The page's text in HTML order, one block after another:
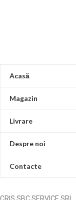
Acasă
Magazin
Livrare
Despre noi
Contacte
CRIS SBC SERVICE SRL